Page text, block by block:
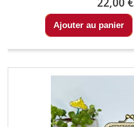
Ajouter au panier